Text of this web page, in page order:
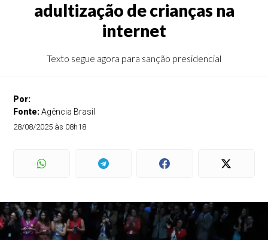
adultização de crianças na
internet
Texto segue agora para sanção presidencial
Por:
Fonte:Agência Brasil
28/08/2025 às 08h18